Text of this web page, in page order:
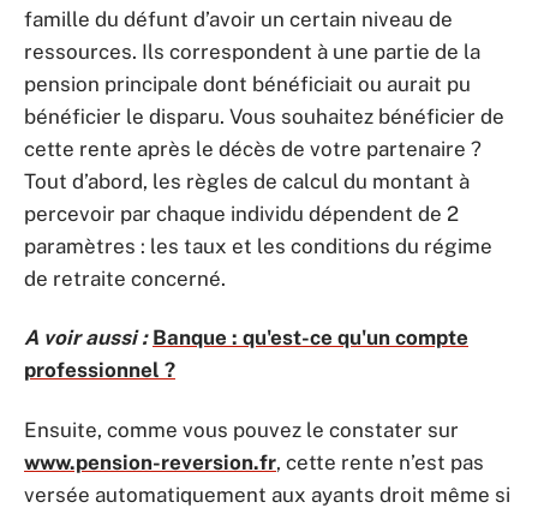
famille du défunt d’avoir un certain niveau de
ressources. Ils correspondent à une partie de la
pension principale dont bénéficiait ou aurait pu
bénéficier le disparu. Vous souhaitez bénéficier de
cette rente après le décès de votre partenaire ?
Tout d’abord, les règles de calcul du montant à
percevoir par chaque individu dépendent de 2
paramètres : les taux et les conditions du régime
de retraite concerné.
A voir aussi : Banque : qu'est-ce qu'un compte
professionnel ?
Ensuite, comme vous pouvez le constater sur
www.pension-reversion.fr, cette rente n’est pas
versée automatiquement aux ayants droit même si